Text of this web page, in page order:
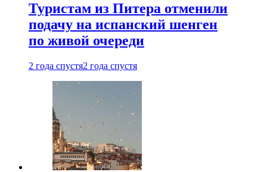
Туристам из Питера отменили
подачу на испанский шенген
по живой очереди
2 года спустя2 года спустя